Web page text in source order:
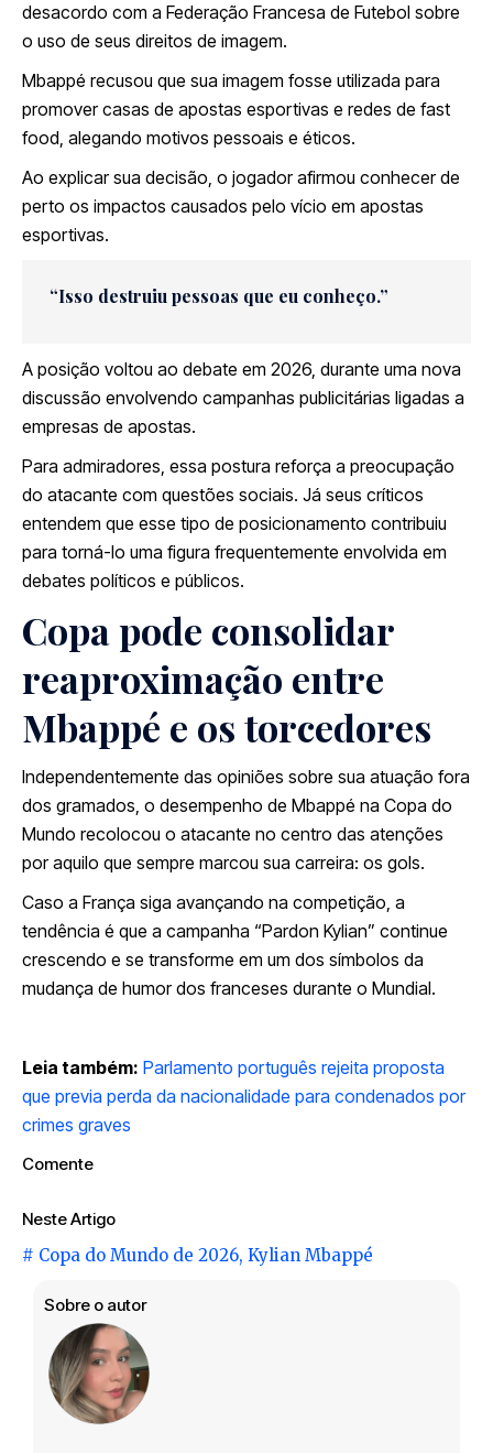
desacordo com a Federação Francesa de Futebol sobre
o uso de seus direitos de imagem.
Mbappé recusou que sua imagem fosse utilizada para
promover casas de apostas esportivas e redes de fast
food, alegando motivos pessoais e éticos.
Ao explicar sua decisão, o jogador afirmou conhecer de
perto os impactos causados pelo vício em apostas
esportivas.
“Isso destruiu pessoas que eu conheço.”
A posição voltou ao debate em 2026, durante uma nova
discussão envolvendo campanhas publicitárias ligadas a
empresas de apostas.
Para admiradores, essa postura reforça a preocupação
do atacante com questões sociais. Já seus críticos
entendem que esse tipo de posicionamento contribuiu
para torná-lo uma figura frequentemente envolvida em
debates políticos e públicos.
Copa pode consolidar
reaproximação entre
Mbappé e os torcedores
Independentemente das opiniões sobre sua atuação fora
dos gramados, o desempenho de Mbappé na Copa do
Mundo recolocou o atacante no centro das atenções
por aquilo que sempre marcou sua carreira: os gols.
Caso a França siga avançando na competição, a
tendência é que a campanha “Pardon Kylian” continue
crescendo e se transforme em um dos símbolos da
mudança de humor dos franceses durante o Mundial.
Leia também: Parlamento português rejeita proposta
que previa perda da nacionalidade para condenados por
crimes graves
Comente
Neste Artigo
# Copa do Mundo de 2026, Kylian Mbappé
Sobre o autor